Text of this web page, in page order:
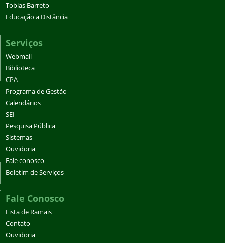
Tobias Barreto
Educação a Distância
Serviços
Webmail
Biblioteca
CPA
Programa de Gestão
Calendários
SEI
Pesquisa Pública
Sistemas
Ouvidoria
Fale conosco
Boletim de Serviços
Fale Conosco
Lista de Ramais
Contato
Ouvidoria